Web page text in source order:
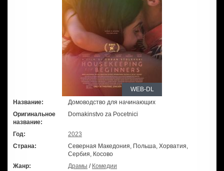
WEB-DL
Название:
Домоводство для начинающих
Оригинальное
название:
Domakinstvo za Pocetnici
Год:
2023
Страна:
Северная Македония, Польша, Хорватия,
Сербия, Косово
Жанр:
Драмы / Комедии